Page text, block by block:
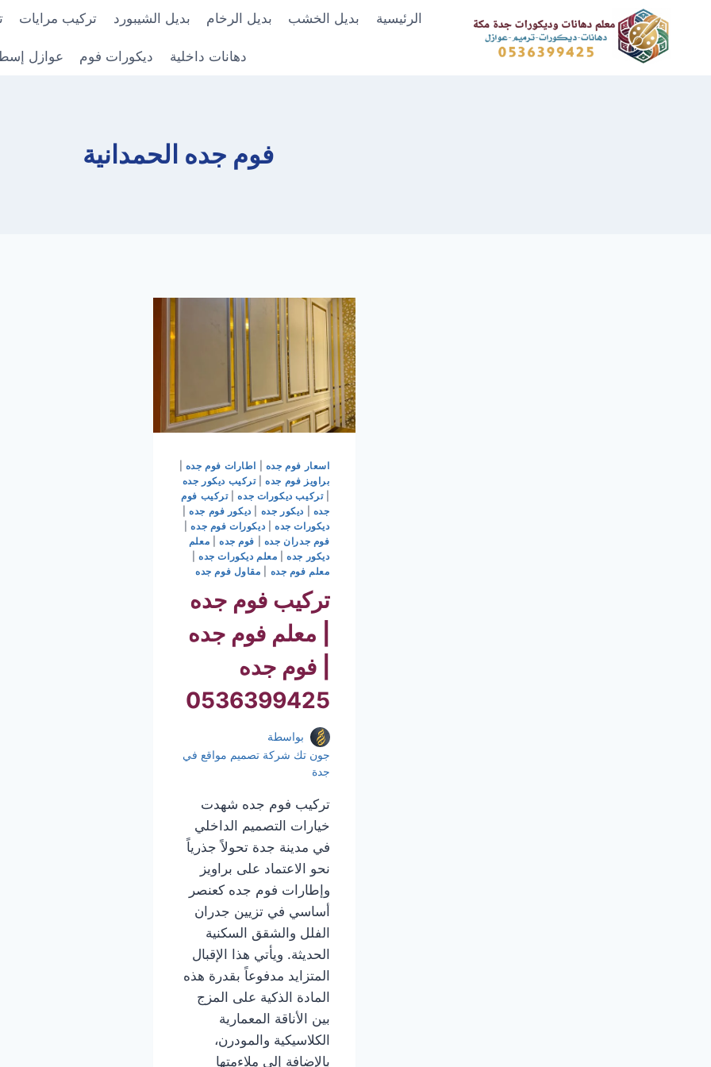
المحتوى
الرئيسية بديل الخشب بديل الرخام بديل الشيبورد تركيب مرايات
دهانات داخلية ديكورات فوم عوازل
فوم جده الحمدانية
اسعار فوم جده اطارات فوم جده
براويز فوم جده|تركيب ديكور جده
|تركيب ديكورات جده|تركيب فوم
جده
ديكور جده ديكور فوم جده|
ديكورات جده| ديكورات فوم جده|
فوم جدران جده
فوم جده
معلم
ديكور جده| معلم ديكورات جده
معلم فوم جده
مقاول فوم جده
تركيب فوم جده
| معلم فوم جده
| فوم جده
0536399425
بواسطة
جون تك شركة تصميم مواقع في
جدة
تركيب فوم جده شهدت
خيارات التصميم الداخلي
في مدينة جدة تحولاً جذرياً
نحو الاعتماد على براويز
وإطارات فوم جده كعنصر
أساسي في تزيين جدران
الفلل والشقق السكنية
الحديثة. ويأتي هذا الإقبال
المتزايد مدفوعاً بقدرة هذه
المادة الذكية على المزج
بين الأناقة المعمارية
الكلاسيكية والمودرن،
بالإضافة إلى ملاءمتها